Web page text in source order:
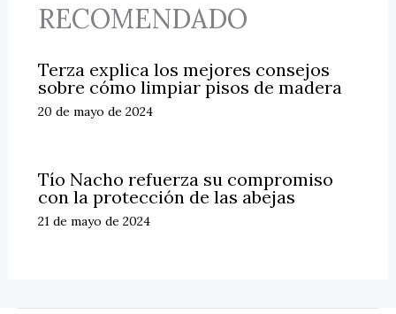
RECOMENDADO
Terza explica los mejores consejos
sobre cómo limpiar pisos de madera
20 de mayo de 2024
Tío Nacho refuerza su compromiso
con la protección de las abejas
21 de mayo de 2024